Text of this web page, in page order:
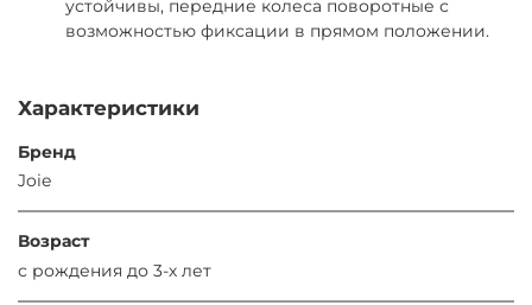
устойчивы, передние колеса поворотные с
возможностью фиксации в прямом положении.
Характеристики
Бренд
Joie
Возраст
с рождения до 3-х лет